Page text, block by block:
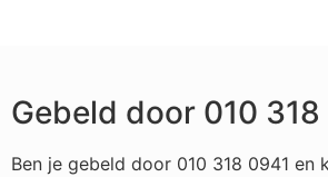
Gebeld door 010 318
Ben je gebeld door 010 318 0941 en